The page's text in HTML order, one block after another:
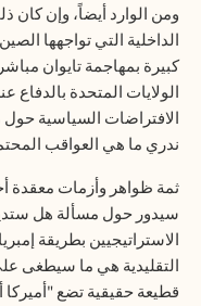
ومن الوارد أيضاً، وإن كان
الداخلية التي تواجهها
كبيرة بمهاجمة تايوان
الولايات المتحدة
الافتراضات السياسية
ندري ما هي العواقب
ثمة ظواهر وأزمات معقدة
سيدور حول مسألة هل ستدير
الاستراتيجيين بطريقة
التقليدية هي ما سيطغى
قطيعة حقيقية تضع